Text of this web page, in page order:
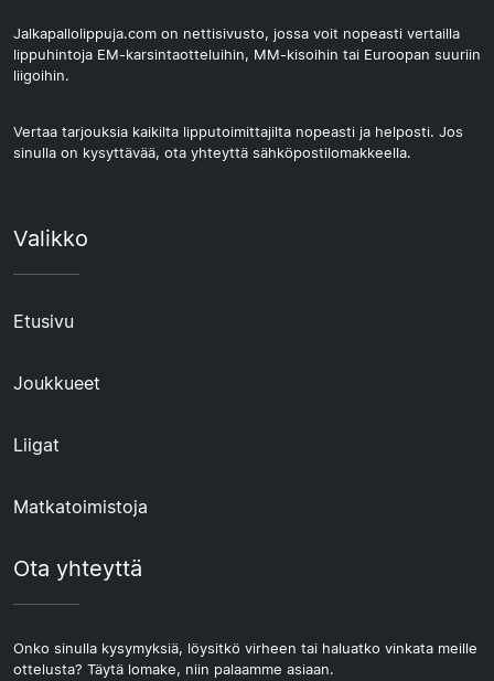
Jalkapallolippuja.com on nettisivusto, jossa voit nopeasti vertailla
lippuhintoja EM-karsintaotteluihin, MM-kisoihin tai Euroopan suuriin
liigoihin.
Vertaa tarjouksia kaikilta lipputoimittajilta nopeasti ja helposti. Jos
sinulla on kysyttävää, ota yhteyttä sähköpostilomakkeella.
Valikko
Etusivu
Joukkueet
Liigat
Matkatoimistoja
Ota yhteyttä
Onko sinulla kysymyksiä, löysitkö virheen tai haluatko vinkata meille
ottelusta? Täytä lomake, niin palaamme asiaan.